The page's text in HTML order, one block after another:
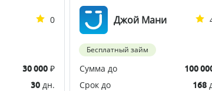
0
30 000₽
30дн.
Джой Мани
Бесплатный займ
Сумма до 100
Срок до
168